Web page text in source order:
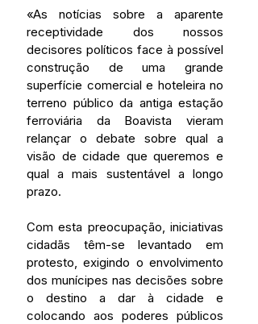
«As notícias sobre a aparente
receptividade dos nossos
decisores políticos face à possível
construção de uma grande
superfície comercial e hoteleira no
terreno público da antiga estação
ferroviária da Boavista vieram
relançar o debate sobre qual a
visão de cidade que queremos e
qual a mais sustentável a longo
prazo.
Com esta preocupação, iniciativas
cidadãs têm-se levantado em
protesto, exigindo o envolvimento
dos munícipes nas decisões sobre
o destino a dar à cidade e
colocando aos poderes públicos